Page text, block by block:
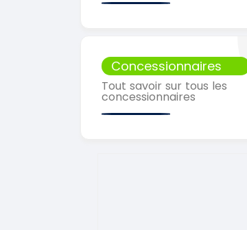
Concessionnaires
Tout savoir sur tous les
concessionnaires